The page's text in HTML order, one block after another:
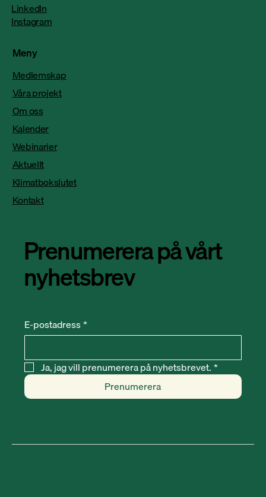
Prenumerera på vårt
nyhetsbrev
E-postadress*
Ja, jag vill prenumerera på nyhetsbrevet.*
Prenumerera
Meny
Medlemskap
Våra projekt
Om oss
Kalender
Webinarier
Aktuellt
Klimatbokslutet
Kontakt
LinkedIn
Instagram